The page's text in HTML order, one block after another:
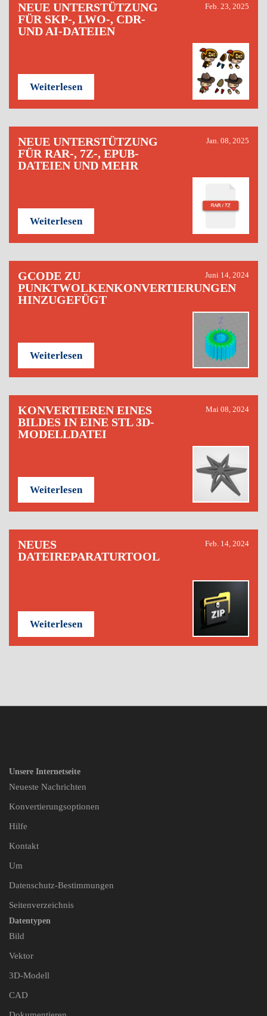
NEUE UNTERSTÜTZUNG
FÜR SKP-, LWO-, CDR-
UND AI-DATEIEN
Feb. 23, 2025
Weiterlesen
NEUE UNTERSTÜTZUNG
FÜR RAR-, 7Z-, EPUB-
DATEIEN UND MEHR
Jan. 08, 2025
Weiterlesen
GCODE ZU
PUNKTWOLKENKONVERTIERUNGEN
HINZUGEFÜGT
Juni 14, 2024
Weiterlesen
KONVERTIEREN EINES
BILDES IN EINE STL 3D-
MODELLDATEI
Mai 08, 2024
Weiterlesen
NEUES
DATEIREPARATURTOOL
Feb. 14, 2024
Weiterlesen
Unsere Internetseite
Neueste Nachrichten
Konvertierungsoptionen
Hilfe
Kontakt
Um
Datenschutz-Bestimmungen
Seitenverzeichnis
Datentypen
Bild
Vektor
3D-Modell
CAD